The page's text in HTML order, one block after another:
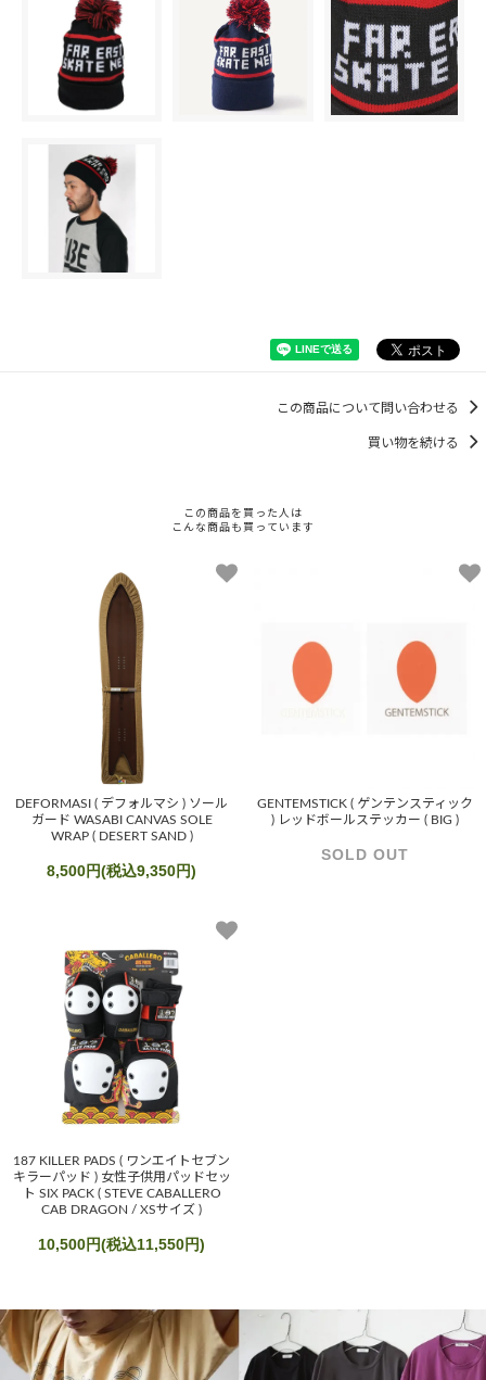
この商品について問い合わせる
買い物を続ける
この商品を買った人は
こんな商品も買っています
DEFORMASI ( デフォルマシ ) ソール
ガード WASABI CANVAS SOLE
WRAP ( DESERT SAND )
8,500円(税込9,350円)
GENTEMSTICK ( ゲンテンスティック
) レッドボールステッカー ( BIG )
SOLD OUT
187 KILLER PADS ( ワンエイトセブン
キラーパッド ) 女性子供用パッドセッ
ト SIX PACK ( STEVE CABALLERO
CAB DRAGON / XSサイズ )
10,500円(税込11,550円)